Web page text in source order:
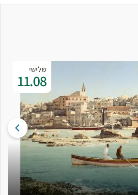
שלישי
11.08